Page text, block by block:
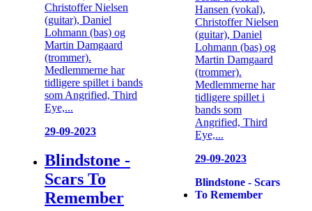
Christoffer Nielsen
(guitar), Daniel
Lohmann (bas) og
Martin Damgaard
(trommer).
Medlemmerne har
tidligere spillet i bands
som Angrified, Third
Eye,...
29-09-2023
Blindstone -
Scars To
Remember
Hansen (vokal),
Christoffer Nielsen
(guitar), Daniel
Lohmann (bas) og
Martin Damgaard
(trommer).
Medlemmerne har
tidligere spillet i
bands som
Angrified, Third
Eye,...
29-09-2023
Blindstone - Scars
To Remember